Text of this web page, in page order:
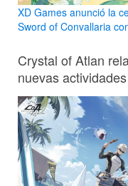
XD Games anunció la
Sword of Convallaria
Crystal of Atlan
nuevas